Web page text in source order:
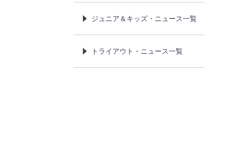
ジュニア＆キッズ・ニュース一覧
トライアウト・ニュース一覧